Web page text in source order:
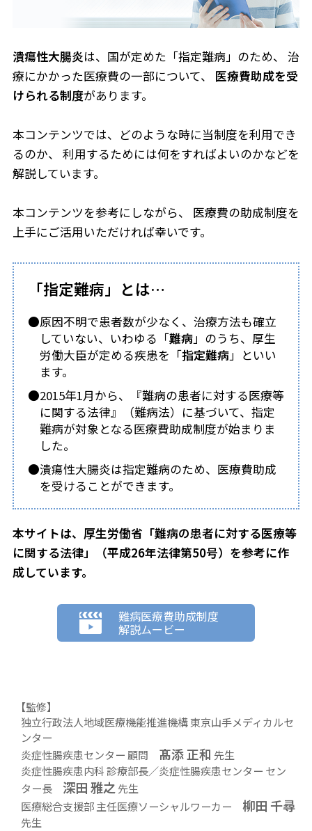
潰瘍性大腸炎は、国が定めた「指定難病」のため、 治
療にかかった医療費の一部について、 医療費助成を受
けられる制度があります。
本コンテンツでは、どのような時に当制度を利用でき
るのか、 利用するためには何をすればよいのかなどを
解説しています。
本コンテンツを参考にしながら、 医療費の助成制度を
上手にご活用いただければ幸いです。
「指定難病」とは…
原因不明で患者数が少なく、治療方法も確立
していない、いわゆる「難病」のうち、厚生
労働大臣が定める疾患を「指定難病」といい
ます。
2015年1月から、『難病の患者に対する医療等
に関する法律』（難病法）に基づいて、指定
難病が対象となる医療費助成制度が始まりま
した。
潰瘍性大腸炎は指定難病のため、医療費助成
を受けることができます。
本サイトは、厚生労働省「難病の患者に対する医療等
に関する法律」（平成26年法律第50号）を参考に作
成しています。
難病医療費助成制度
解説ムービー
【監修】
独立行政法人地域医療機能推進機構 東京山手メディカルセ
ンター
炎症性腸疾患センター 顧問 髙添 正和 先生
炎症性腸疾患内科 診療部長／炎症性腸疾患センター セン
ター長 深田 雅之 先生
医療総合支援部 主任医療ソーシャルワーカー 柳田 千尋
先生